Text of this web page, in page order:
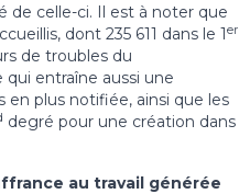
de celle-ci. Il est à noter que
dont 235 611 dans le 1er
de troubles du
entraîne aussi une
en plus notifiée, ainsi que les
degré pour une création dans
au travail générée